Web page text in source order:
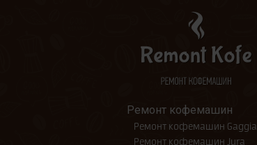
Ремонт кофемашин
Ремонт кофемашин Gaggia
Ремонт кофемашин Jura